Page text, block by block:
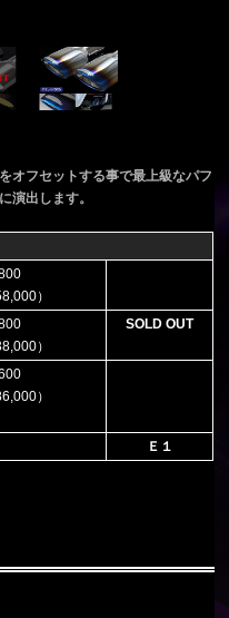
オフセットする事で最上級なパフ
演出します。
）
）
SOLD OUT
）
Ｅ１